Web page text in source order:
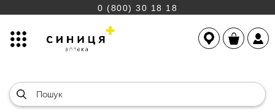
0 (800) 30 18 18